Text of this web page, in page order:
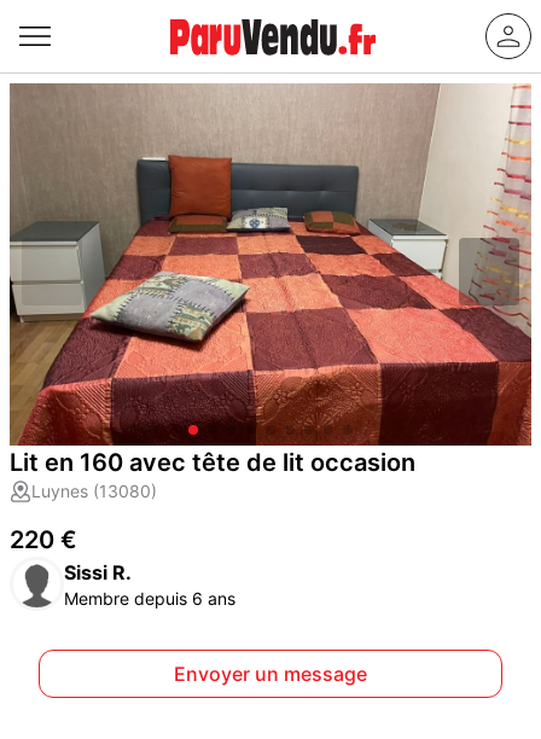
Lit en 160 avec tête de lit occasion
Luynes (13080)
220 €
Sissi R.
Membre depuis 6 ans
Envoyer un message